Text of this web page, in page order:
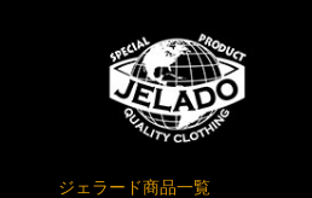
ジェラード商品一覧